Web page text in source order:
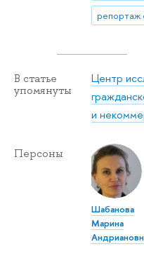
репортаж
В статье
упомянуты
Центр
и
Персоны
Шабанова
Марина